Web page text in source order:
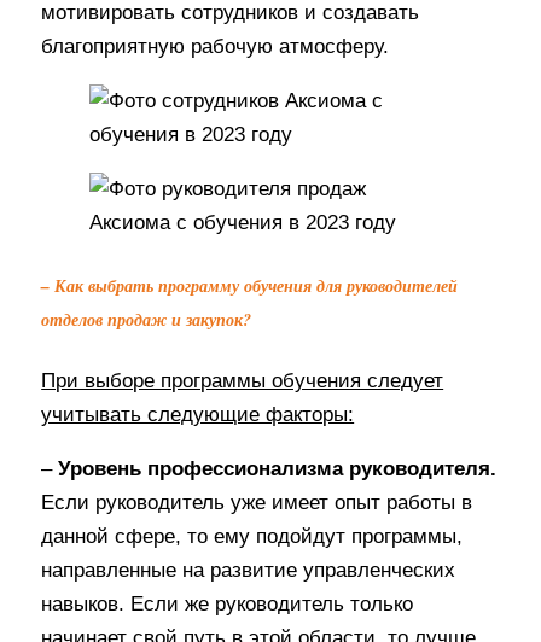
мотивировать сотрудников и создавать
благоприятную рабочую атмосферу.
– Как выбрать программу обучения для руководителей
отделов продаж и закупок?
При выборе программы обучения следует
учитывать следующие факторы:
–Уровень профессионализма руководителя.
Если руководитель уже имеет опыт работы в
данной сфере, то ему подойдут программы,
направленные на развитие управленческих
навыков. Если же руководитель только